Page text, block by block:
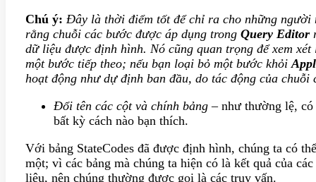
Chú ý: Đây là thời điểm tốt để chỉ ra cho những
rằng chuỗi các bước được áp dụng trong Query Editor
dữ liệu được định hình. Nó cũng quan trọng để xem
một bước tiếp theo; nếu bạn loại bỏ một bước khỏi
hoạt động như dự định ban đầu, do tác động của chuỗi
Đổi tên các cột và chính bảng – như thường lệ, có
bất kỳ cách nào bạn thích.
Với bảng StateCodes đã được định hình, chúng ta có
một; vì các bảng mà chúng ta hiện có là kết quả của
liệu, nên chúng thường được gọi là các truy vấn.